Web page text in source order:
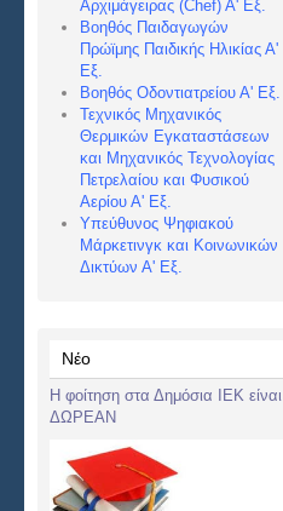
Αρχιμάγειρας (Chef) Α' Εξ.
Βοηθός Παιδαγωγών
Πρώϊμης Παιδικής Ηλικίας Α'
Εξ.
Βοηθός Οδοντιατρείου Α' Εξ.
Τεχνικός Μηχανικός
Θερμικών Εγκαταστάσεων
και Μηχανικός Τεχνολογίας
Πετρελαίου και Φυσικού
Αερίου Α' Εξ.
Υπεύθυνος Ψηφιακού
Μάρκετινγκ και Κοινωνικών
Δικτύων Α' Εξ.
Νέο
Η φοίτηση στα Δημόσια ΙΕΚ είναι
ΔΩΡΕΑΝ